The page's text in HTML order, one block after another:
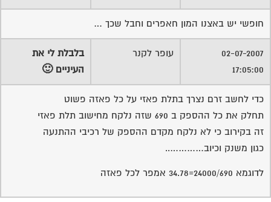
חופשי יש באצנו המון חאפרים וחבל שכך …
02-07-2007
17:05:00
עופר לקנר
בלבלת לי את
העיניים 🙂
כדי לחשב זרם נצרך בתלת פאזי על כל פאזה פשוט
תחלק את כל ההספק ב 690 שזה נלקח מחישוב תלת פאזי
זה בקירוב כי לא נלקח מקדם ההספק של רכיבי ההתנעה
כגון משנק וכיוב…………..
לדוגמא 24000/690=34.78 אמפר לכל פאזה